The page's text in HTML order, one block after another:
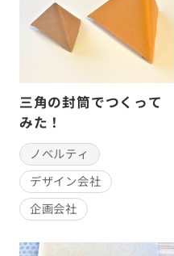
三角の封筒でつくって
みた！
ノベルティ
デザイン会社
企画会社